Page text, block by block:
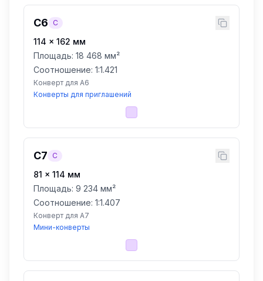
C6 C
114 × 162 мм
Площадь: 18 468 мм²
Соотношение: 1:1.421
Конверт для A6
Конверты для приглашений
C7 C
81 × 114 мм
Площадь: 9 234 мм²
Соотношение: 1:1.407
Конверт для A7
Мини-конверты